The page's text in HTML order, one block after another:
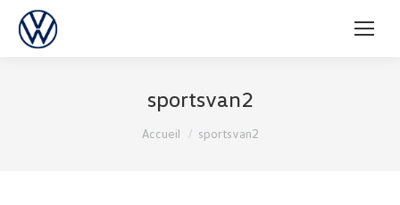
sportsvan2
Vous êtes ici :
Accueil sportsvan2